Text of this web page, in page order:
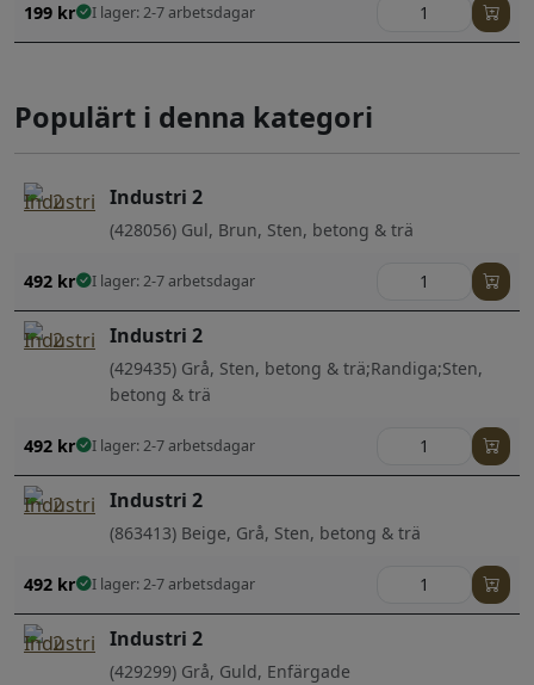
199 kr I lager: 2-7 arbetsdagar
Populärt i denna kategori
Industri 2
(428056) Gul, Brun, Sten, betong & trä
492 kr I lager: 2-7 arbetsdagar
Industri 2
(429435) Grå, Sten, betong & trä;Randiga;Sten,
betong & trä
492 kr I lager: 2-7 arbetsdagar
Industri 2
(863413) Beige, Grå, Sten, betong & trä
492 kr I lager: 2-7 arbetsdagar
Industri 2
(429299) Grå, Guld, Enfärgade